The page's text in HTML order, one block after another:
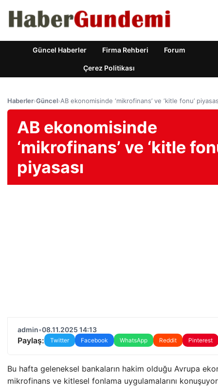
Güncel Haberler Firma Rehberi Forum
Çerez Politikası
Haberler›Güncel›AB ekonomisinde ‘mikrofinans’ ve ‘kitle fonu’
AB ekonomisinde
‘mikrofinans’ ve ‘kitle
piyasası
admin•08.11.2025 14:13
Paylaş: Twitter Facebook WhatsApp Reddit Pinterest
Bu hafta geleneksel bankaların hakim olduğu Avrupa
mikrofinans ve kitlesel fonlama uygulamalarını